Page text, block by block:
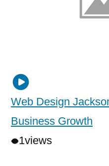
Web Design
Business Growth
1views